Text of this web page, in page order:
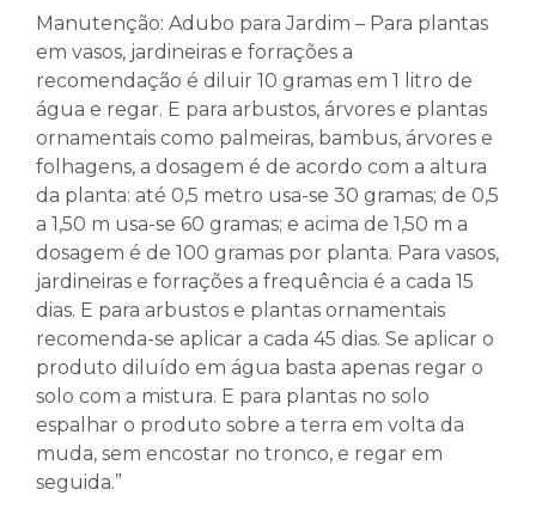
Manutenção: Adubo para Jardim – Para plantas
em vasos, jardineiras e forrações a
recomendação é diluir 10 gramas em 1 litro de
água e regar. E para arbustos, árvores e plantas
ornamentais como palmeiras, bambus, árvores e
folhagens, a dosagem é de acordo com a altura
da planta: até 0,5 metro usa-se 30 gramas; de 0,5
a 1,50 m usa-se 60 gramas; e acima de 1,50 m a
dosagem é de 100 gramas por planta. Para vasos,
jardineiras e forrações a frequência é a cada 15
dias. E para arbustos e plantas ornamentais
recomenda-se aplicar a cada 45 dias. Se aplicar o
produto diluído em água basta apenas regar o
solo com a mistura. E para plantas no solo
espalhar o produto sobre a terra em volta da
muda, sem encostar no tronco, e regar em
seguida.”